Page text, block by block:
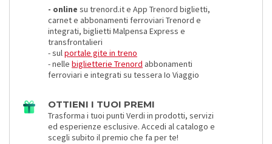
- online su trenord.it e App Trenord biglietti,
carnet e abbonamenti ferroviari Trenord e
integrati, biglietti Malpensa Express e
transfrontalieri
- sulportale gite in treno
- nelle biglietterie Trenord abbonamenti
ferroviari e integrati su tessera Io Viaggio
OTTIENI I TUOI PREMI
Trasforma i tuoi punti Verdi in prodotti, servizi
ed esperienze esclusive. Accedi al catalogo e
scegli subito il premio che fa per te!